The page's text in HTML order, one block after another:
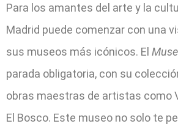
Para los amantes del arte y la
Madrid puede comenzar con una
sus museos más icónicos. El
parada obligatoria, con su
obras maestras de artistas como
El Bosco. Este museo no solo te